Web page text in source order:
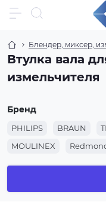
Блендер, миксер,
Втулка вала
измельчителя
Бренд
PHILIPS BRAUN
MOULINEX